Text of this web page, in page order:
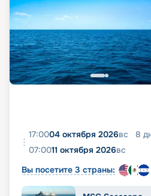
17:0004 октября 2026вс 8
07:0011 октября 2026вс
Вы посетите 3 страны: